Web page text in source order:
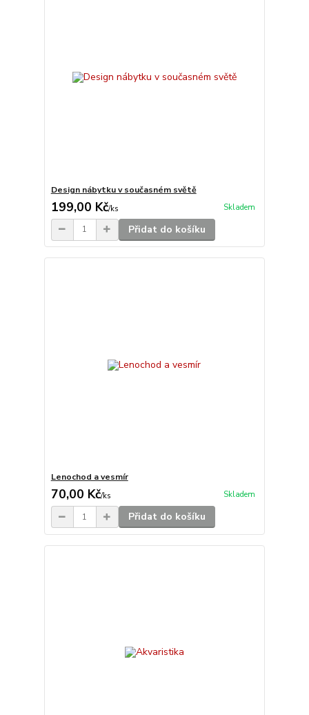
Design nábytku v současném světě
199,00 Kč/ks Skladem
Přidat do košíku
Lenochod a vesmír
70,00 Kč/ks Skladem
Přidat do košíku